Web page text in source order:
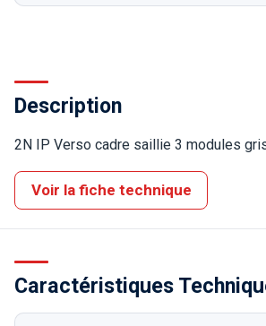
Description
2N IP Verso cadre saillie 3 modules
Voir la fiche technique
Caractéristiques